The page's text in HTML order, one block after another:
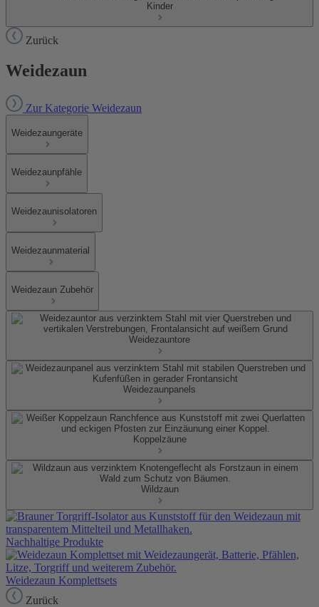
Kinder
Zurück
Weidezaun
Zur Kategorie Weidezaun
Weidezaungeräte
Weidezaunpfähle
Weidezaunisolatoren
Weidezaunmaterial
Weidezaun Zubehör
Weidezauntore
Weidezaunpanels
Koppelzäune
Wildzaun
Nachhaltige Produkte
Weidezaun Komplettsets
Zurück